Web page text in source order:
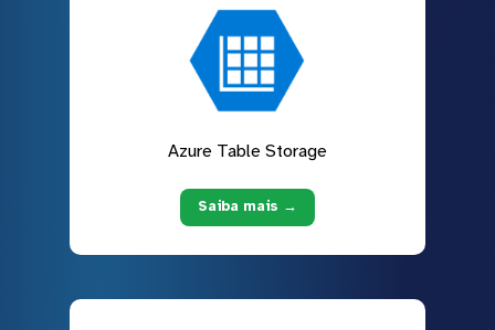
Azure Table Storage
Saiba mais →